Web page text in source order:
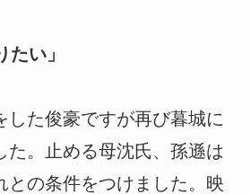
い」
した俊豪ですが再び暮城に
た。止める母沈氏、孫遜は
との条件をつけました。映